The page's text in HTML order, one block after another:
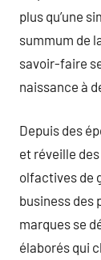
plus qu’une
summum de
savoir-faire
naissance à
Depuis des
et réveille
olfactives de
business des
marques se
élaborés qui